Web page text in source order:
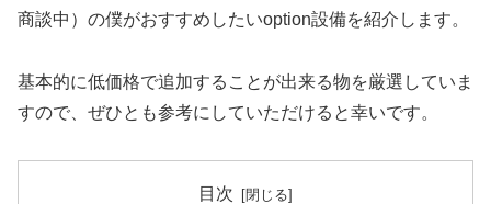
商談中）の僕がおすすめしたいoption設備を紹介します。
基本的に低価格で追加することが出来る物を厳選していま
すので、ぜひとも参考にしていただけると幸いです。
目次